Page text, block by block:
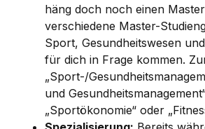
häng doch noch einen
verschiedene Master-
Sport, Gesundheitswesen
für dich in Frage kommen.
„Sport-/
und
„Sportökonomie“ oder